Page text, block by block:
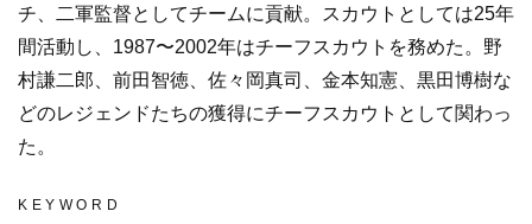
チ、二軍監督としてチームに貢献。スカウトとしては25年
間活動し、1987〜2002年はチーフスカウトを務めた。野
村謙二郎、前田智徳、佐々岡真司、金本知憲、黒田博樹な
どのレジェンドたちの獲得にチーフスカウトとして関わっ
た。
KEYWORD